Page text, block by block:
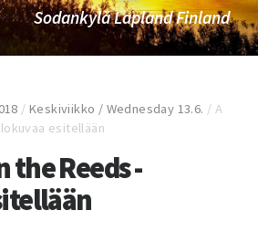
Sodankylä Lapland Finland
/Keskiviikko / Wednesday 13.6. / A
esitellään
the Reeds -